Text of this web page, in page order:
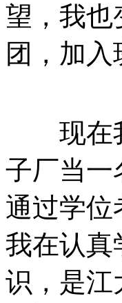
望，我也
团，加
现在我
子厂当一
通过学位
我在认真
识，是江